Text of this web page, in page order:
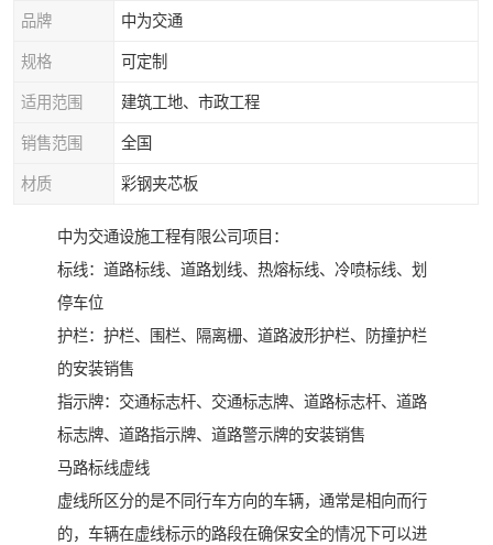
品牌 中为交通
规格 可定制
适用范围 建筑工地、市政工程
销售范围 全国
材质 彩钢夹芯板
中为交通设施工程有限公司项目：
标线：道路标线、道路划线、热熔标线、冷喷标线、划
停车位
护栏：护栏、围栏、隔离栅、道路波形护栏、防撞护栏
的安装销售
指示牌：交通标志杆、交通标志牌、道路标志杆、道路
标志牌、道路指示牌、道路警示牌的安装销售
马路标线虚线
虚线所区分的是不同行车方向的车辆，通常是相向而行
的，车辆在虚线标示的路段在确保安全的情况下可以进